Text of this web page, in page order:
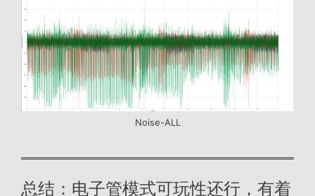
Noise-ALL
总结：电子管模式可玩性还行，有着